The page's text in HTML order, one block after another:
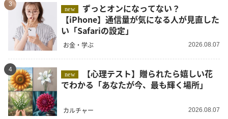
3
new
【iPhone】通信量が気になる人が見直した
い「Safariの設定」
お金・学ぶ 2026.08.07
4
new
でわかる「あなたが今、最も輝く場所」
カルチャー 2026.08.07